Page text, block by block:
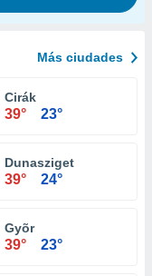
Más ciudades
Cirák
39° 23°
Dunasziget
39° 24°
Gyõr
39° 23°